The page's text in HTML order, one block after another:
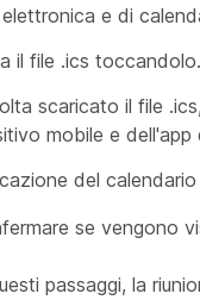
e di
il file .ics
scaricato il file
mobile e dell'app
del
se vengono
passaggi, la